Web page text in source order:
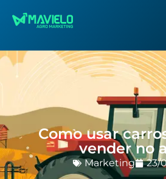
Como usar
vender no
Marketing 23/